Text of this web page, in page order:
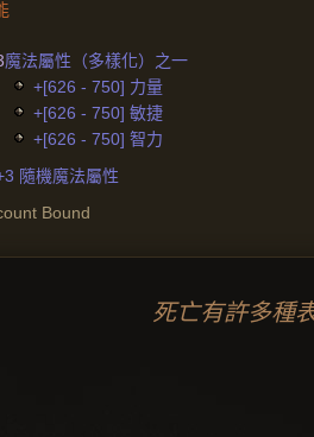
魔法屬性（多樣化）之一
+[626 - 750] 力量
+[626 - 750] 敏捷
+[626 - 750] 智力
隨機魔法屬性
Bound
死亡有許多種